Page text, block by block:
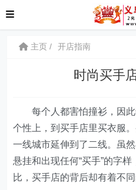
主页 开店指南
时尚买手
每个人都害怕撞衫，因此
个性上，到买手店里买衣服
一线城市延伸到了二线。虽
悬挂和出现任何“买手”的字
比，买手店的背后却有着不同